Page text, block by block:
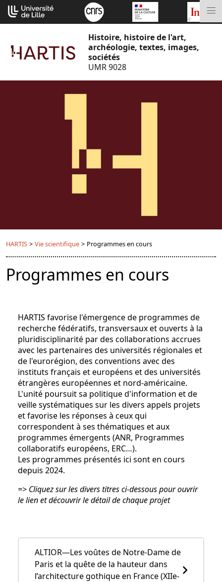
Aller
au
contenu
Histoire, histoire de l'art,
archéologie, textes, images,
sociétés
UMR 9028
HARTIS > Vie scientifique > Programmes en cours
Programmes en cours
HARTIS favorise l'émergence de programmes de
recherche fédératifs, transversaux et ouverts à la
pluridisciplinarité par des collaborations accrues
avec les partenaires des universités régionales et
de l'eurorégion, des conventions avec des
instituts français et européens et des universités
étrangères européennes et nord-américaine.
L'unité poursuit sa politique d'information et de
veille systématiques sur les divers appels projets
et favorise les réponses à ceux qui
correspondent à ses thématiques et aux
programmes émergents (ANR, Programmes
collaboratifs européens, ERC…).
Les programmes présentés ici sont en cours
depuis 2024.
=> Cliquez sur les divers titres ci-dessous pour ouvrir
le lien et découvrir le détail de chaque projet
ALTIOR—Les voûtes de Notre-Dame de
Paris et la quête de la hauteur dans
l’architecture gothique en France (XIIe-
Cookies management panel